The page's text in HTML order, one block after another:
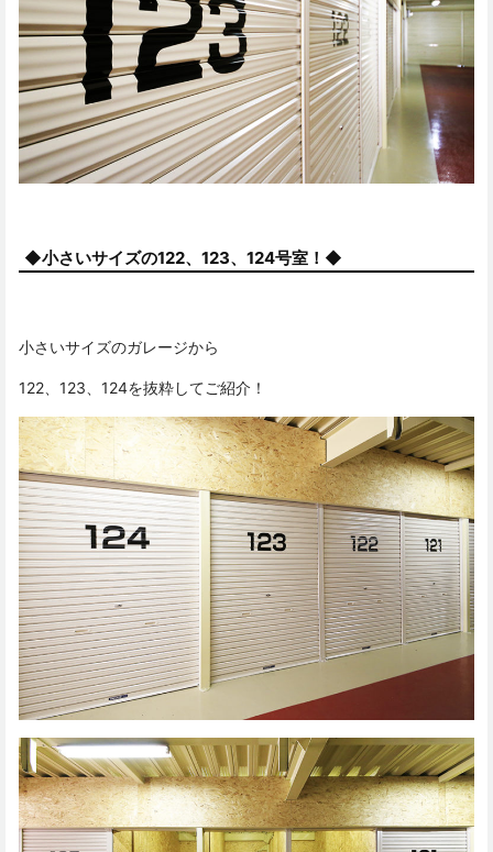
◆小さいサイズの122、123、124号室！◆
小さいサイズのガレージから
122、123、124を抜粋してご紹介！